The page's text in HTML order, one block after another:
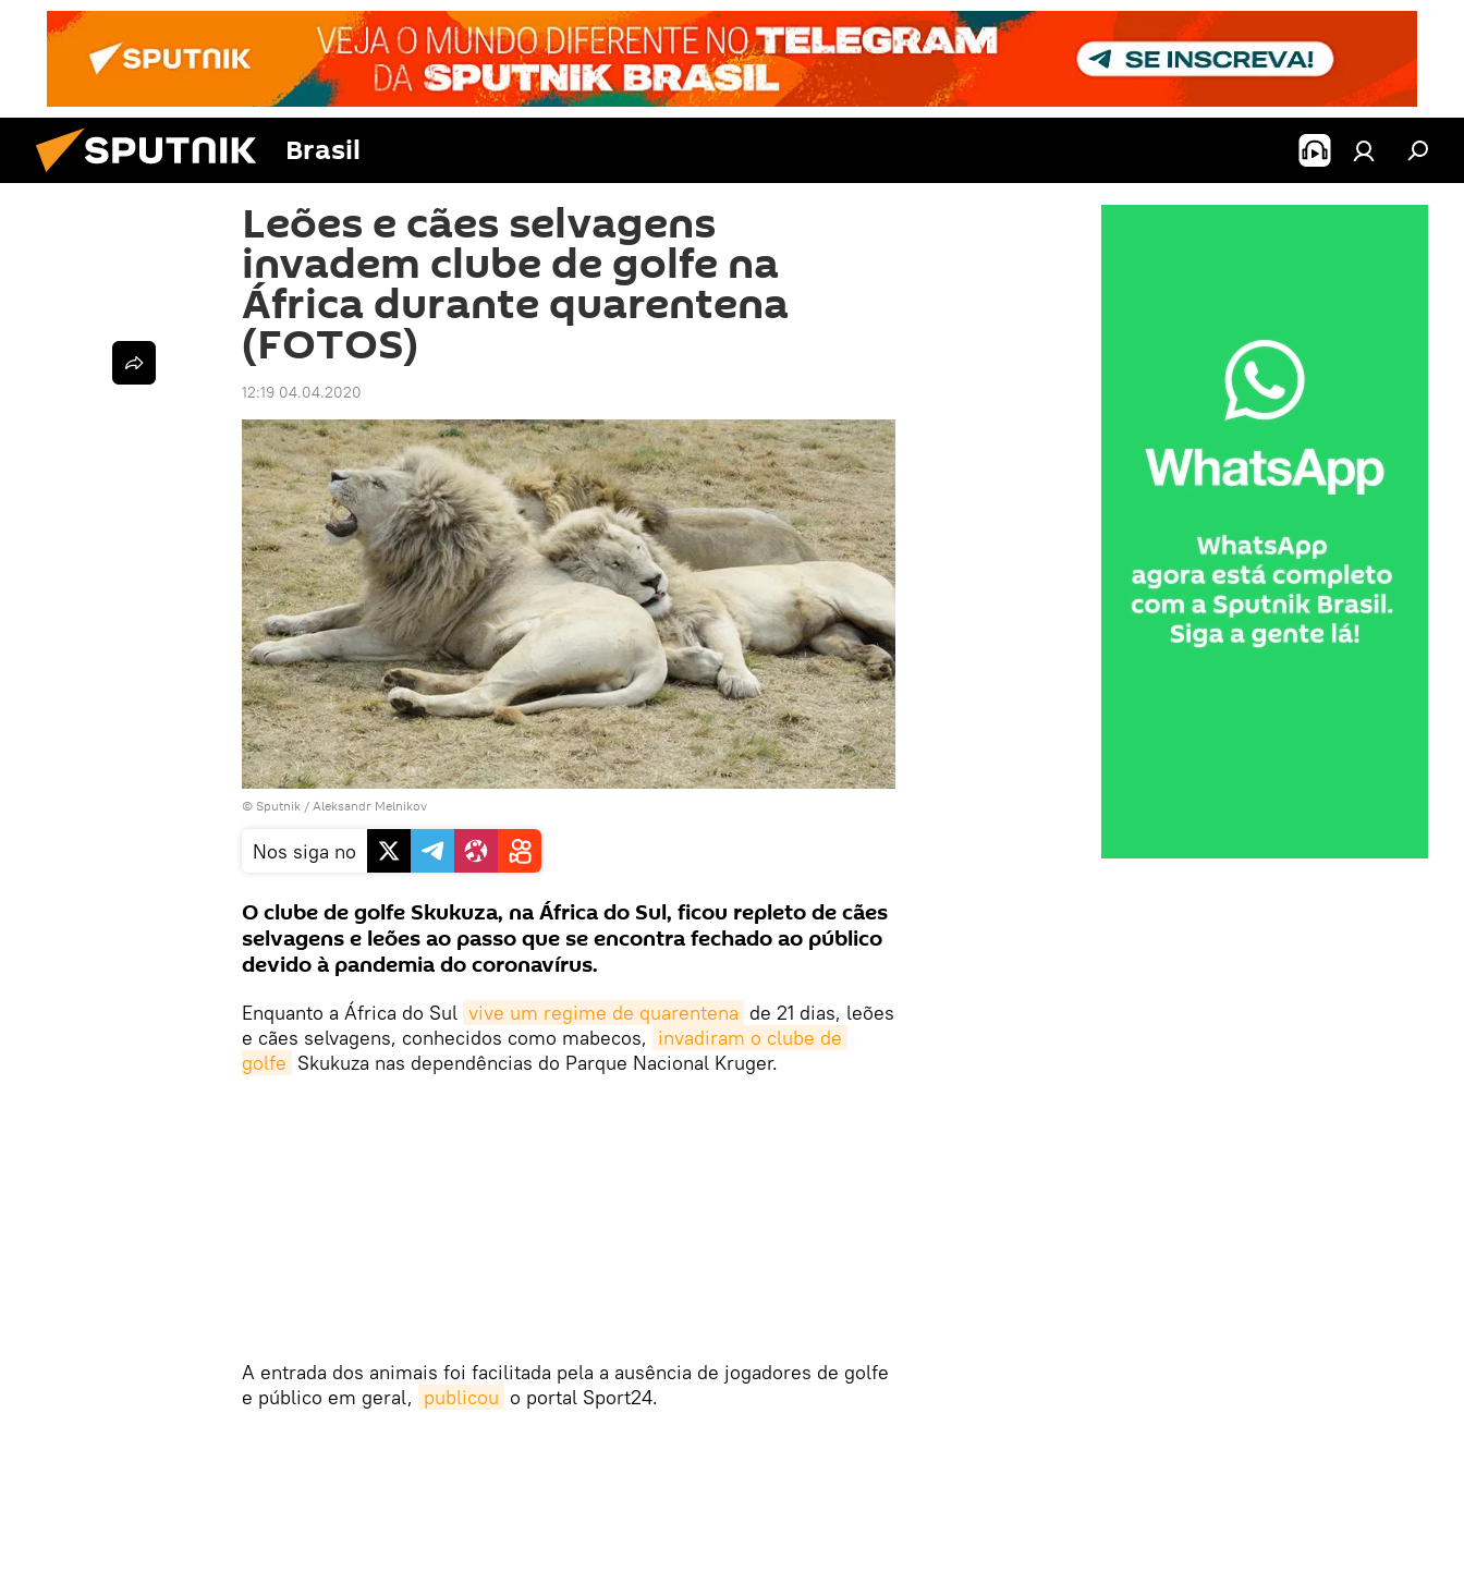
Brasil
Leões e cães selvagens
invadem clube de golfe na
África durante quarentena
(FOTOS)
12:19 04.04.2020
© Sputnik / Aleksandr Melnikov
Nos siga no
O clube de golfe Skukuza, na África do Sul, ficou repleto de cães
selvagens e leões ao passo que se encontra fechado ao público
devido à pandemia do coronavírus.
Enquanto a África do Sul vive um regime de quarentena de 21 dias, leões
e cães selvagens, conhecidos como mabecos, invadiram o clube de
golfe Skukuza nas dependências do Parque Nacional Kruger.
A entrada dos animais foi facilitada pela a ausência de jogadores de golfe
e público em geral, publicou o portal Sport24.